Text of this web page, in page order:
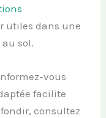
utiles dans une
sol.
vous
facilite
consultez